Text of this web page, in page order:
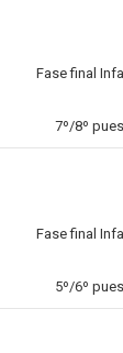
Fase final
7º/8º
Fase final
5º/6º